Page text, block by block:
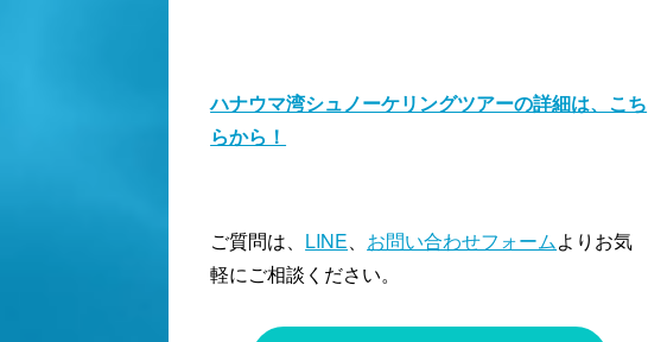
ハナウマ湾シュノーケリングツアーの詳細は、こち
らから！
ご質問は、 LINE、 お問い合わせフォームよりお気
軽にご相談ください。